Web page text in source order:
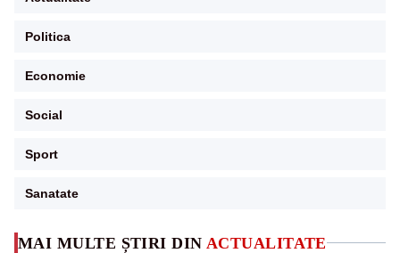
MAI MULTE ȘTIRI DIN ACTUALITATE
Politica
Economie
Social
Sport
Sanatate